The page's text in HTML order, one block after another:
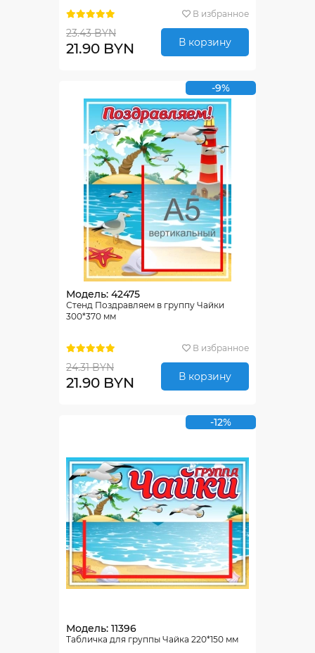
В избранное
23.43 BYN
21.90 BYN В корзину
-9%
Модель: 42475
Стенд Поздравляем в группу Чайки
300*370 мм
В избранное
24.31 BYN
21.90 BYN В корзину
-12%
Модель: 11396
Табличка для группы Чайка 220*150 мм